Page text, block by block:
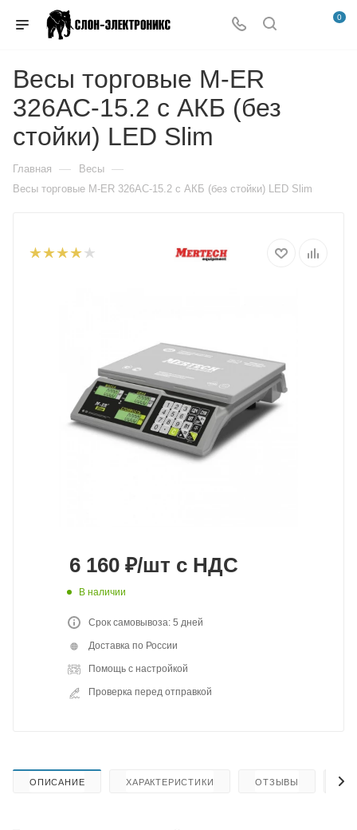
0
Весы торговые M-ER
326AC-15.2 с АКБ (без
стойки) LED Slim
Главная — Весы —
Весы торговые M-ER 326AC-15.2 с АКБ (без стойки) LED Slim
6 160 ₽/шт с НДС
В наличии
Срок самовывоза: 5 дней
Доставка по России
Помощь с настройкой
Проверка перед отправкой
ОПИСАНИЕ ХАРАКТЕРИСТИКИ ОТЗЫВЫ